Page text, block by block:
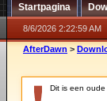
Startpagina
8/6/2026 2:22:59 AM
AfterDawn >
Dit is een